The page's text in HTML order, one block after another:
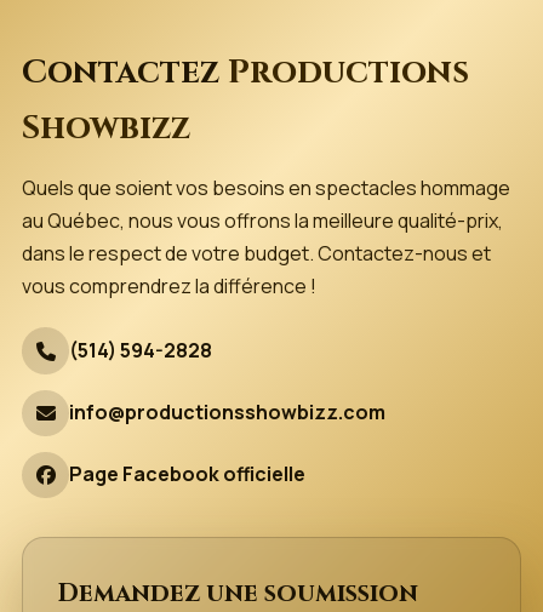
Contactez Productions
Showbizz
Quels que soient vos besoins en spectacles hommage
au Québec, nous vous offrons la meilleure qualité-prix,
dans le respect de votre budget. Contactez-nous et
vous comprendrez la différence !
(514) 594-2828
info@productionsshowbizz.com
Page Facebook officielle
Demandez une soumission